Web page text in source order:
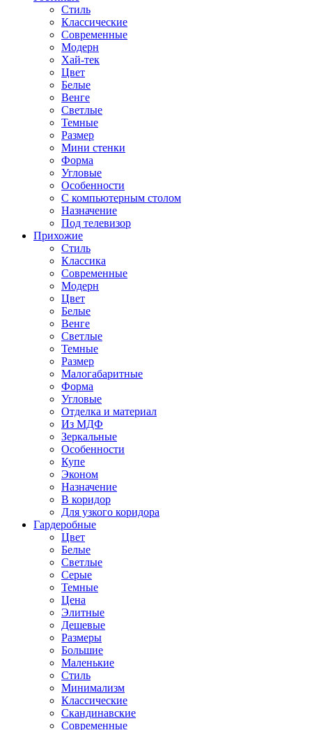
Стиль
Классические
Современные
Модерн
Хай-тек
Цвет
Белые
Венге
Светлые
Темные
Размер
Мини стенки
Форма
Угловые
Особенности
С компьютерным столом
Назначение
Под телевизор
Прихожие
Стиль
Классика
Современные
Модерн
Цвет
Белые
Венге
Светлые
Темные
Размер
Малогабаритные
Форма
Угловые
Отделка и материал
Из МДФ
Зеркальные
Особенности
Купе
Эконом
Назначение
В коридор
Для узкого коридора
Гардеробные
Цвет
Белые
Светлые
Серые
Темные
Цена
Элитные
Дешевые
Размеры
Большие
Маленькие
Стиль
Минимализм
Классические
Скандинавские
Современные